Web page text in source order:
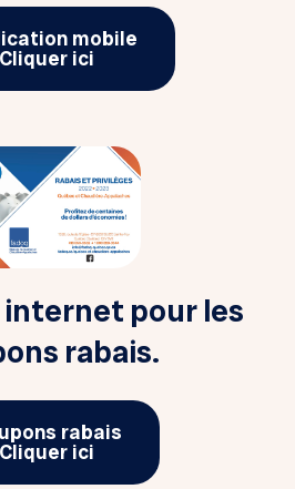
mobile
Cliquer ici
pour les
rabais.
rabais
Cliquer ici